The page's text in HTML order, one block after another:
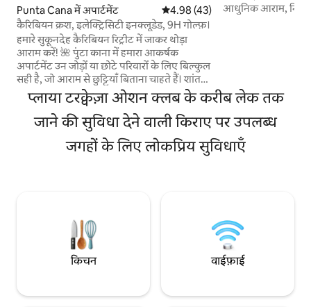
Punta Cana में अपार्टमेंट औसत रेटिंग 5 में से 4.98, 43 समीक्षाएँ
4.98 (43)
कैरिबियन क्रश, इलेक्ट्रिसिटी इनक्लूडेड, 9H गोल्फ़।
हमारे सुकूनदेह कैरिबियन रिट्रीट में जाकर थोड़ा
आराम करें! 🌺 पुंटा काना में हमारा आकर्षक
अपार्टमेंट उन जोड़ों या छोटे परिवारों के लिए बिल्कुल
सही है, जो आराम से छुट्टियाँ बिताना चाहते हैं। शांत
माहौल में शानदार परिवेश और बेहतरीन सुविधाओं
का मज़ा लें। मुख्य विशेषताएँ: - बिजली शामिल है,
कोई छिपी हुई लागत नहीं - पालतू जीवों के लिए
अनुकूल 🐕 - यह एक गेटेड कम्युनिटी में स्थित है,
जहाँ पूल, रेस्टोरेंट, गोल्फ़ कोर्स का ऐक्सेस है... -
शहर के मुख्य हिस्से और एयरपोर्ट थोड़ी ही ड्राइव की
आधुनिक आराम, निजता
जहाँ आप रेस्तरां,
कोको बोंगो और हार्ड
प्लाया टरक्वेज़ा ओशन क्लब के करीब लेक तक
जाने की सुविधा देने वाली किराए पर उपलब्ध
जगहों के लिए लोकप्रिय सुविधाएँ
किचन वाईफ़ाई